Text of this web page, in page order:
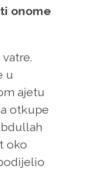
onome
u
ajetu
otkupe
oko